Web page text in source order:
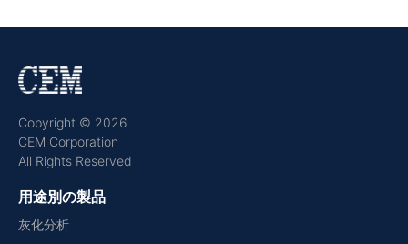
Copyright © 2026
CEM Corporation
All Rights Reserved
用途別の製品
灰化分析